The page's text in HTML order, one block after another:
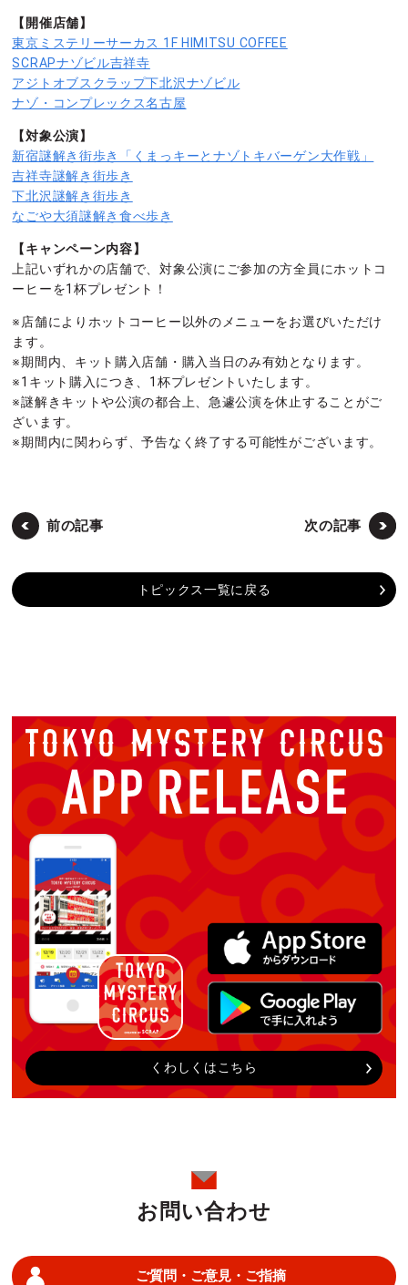
【開催店舗】
東京ミステリーサーカス 1F HIMITSU COFFEE
SCRAPナゾビル吉祥寺
アジトオブスクラップ下北沢ナゾビル
ナゾ・コンプレックス名古屋
【対象公演】
新宿謎解き街歩き「くまっキーとナゾトキバーゲン大作戦」
吉祥寺謎解き街歩き
下北沢謎解き街歩き
なごや大須謎解き食べ歩き
【キャンペーン内容】
上記いずれかの店舗で、対象公演にご参加の方全員にホットコ
ーヒーを1杯プレゼント！
※店舗によりホットコーヒー以外のメニューをお選びいただけ
ます。
※期間内、キット購入店舗・購入当日のみ有効となります。
※1キット購入につき、1杯プレゼントいたします。
※謎解きキットや公演の都合上、急遽公演を休止することがご
ざいます。
※期間内に関わらず、予告なく終了する可能性がございます。
前の記事 次の記事
トピックス一覧に戻る
くわしくはこちら
お問い合わせ
ご質問・ご意見・ご指摘